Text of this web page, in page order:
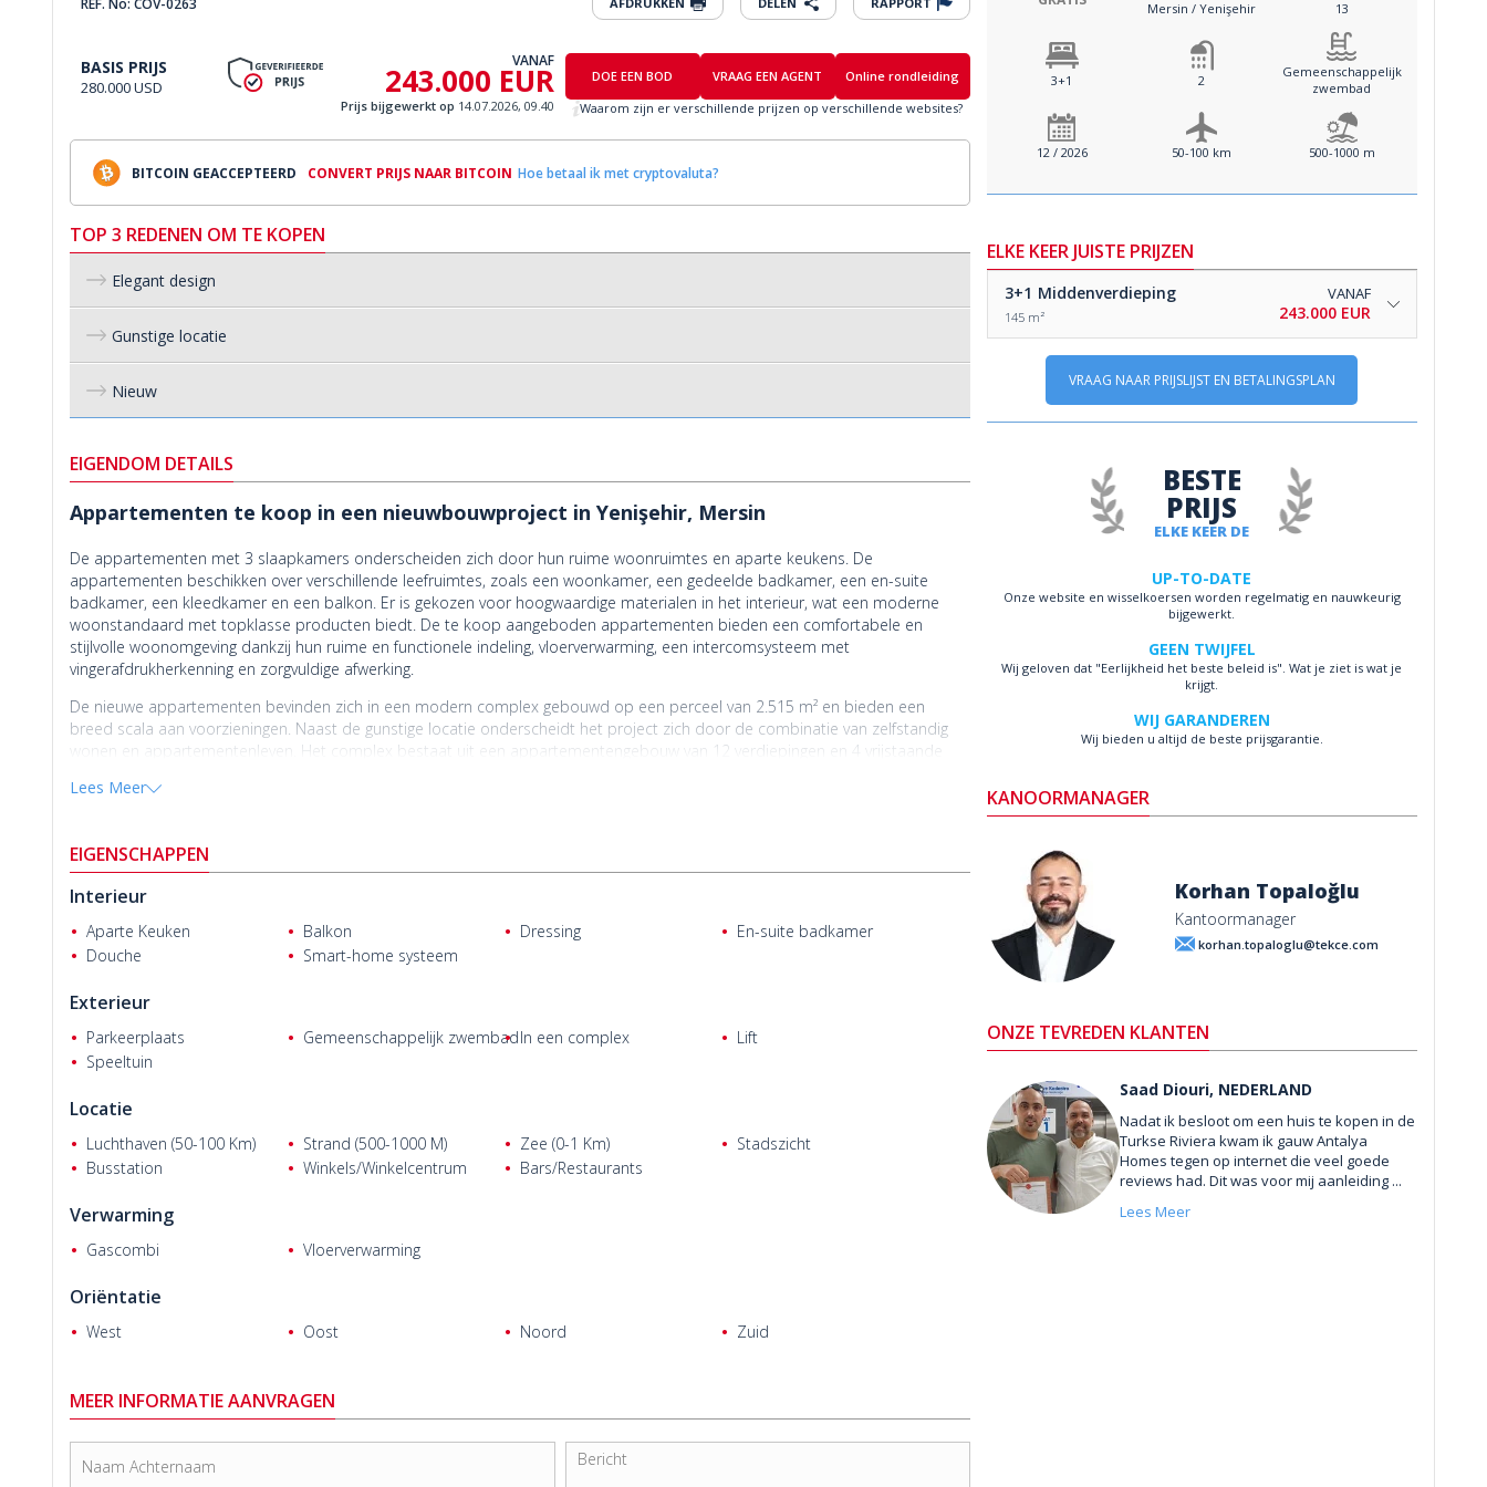
BASIS PRIJS
280.000 USD
VANAF
243.000 EUR
Prijs bijgewerkt op 14.07.2026, 09.40
DOE EEN BOD VRAAG EEN AGENT
Online rondleiding
Waarom zijn er verschillende prijzen op verschillende websites?
BITCOIN GEACCEPTEERD CONVERT PRIJS NAAR BITCOIN Hoe betaal ik met cryptovaluta?
Mersin / Yenişehir 13
3+1 2
Gemeenschappelijk
zwembad
12 / 2026 50-100 km 500-1000 m
ELKE KEER JUISTE PRIJZEN
3+1 Middenverdieping
145 m²
VANAF
243.000 EUR
VRAAG NAAR PRIJSLIJST EN BETALINGSPLAN
TOP 3 REDENEN OM TE KOPEN
Elegant design
Gunstige locatie
Nieuw
EIGENDOM DETAILS
Appartementen te koop in een nieuwbouwproject in Yenişehir, Mersin
De appartementen met 3 slaapkamers onderscheiden zich door hun ruime woonruimtes en aparte keukens. De
appartementen beschikken over verschillende leefruimtes, zoals een woonkamer, een gedeelde badkamer, een en-suite
badkamer, een kleedkamer en een balkon. Er is gekozen voor hoogwaardige materialen in het interieur, wat een moderne
woonstandaard met topklasse producten biedt. De te koop aangeboden appartementen bieden een comfortabele en
stijlvolle woonomgeving dankzij hun ruime en functionele indeling, vloerverwarming, een intercomsysteem met
vingerafdrukherkenning en zorgvuldige afwerking.
De nieuwe appartementen bevinden zich in een modern complex gebouwd op een perceel van 2.515 m² en bieden een
breed scala aan voorzieningen. Naast de gunstige locatie onderscheidt het project zich door de combinatie van zelfstandig
wonen en appartementenleven. Het complex bestaat uit een appartementengebouw van 12 verdiepingen en 4 vrijstaande
sociale en dagelijkse leven ondersteunen, zoals een zwembad, open parkeergelegenheid, een laadstation voor elektrische
De nieuwe appartementen zijn gelegen in Yenişehir, een van de meest prestigieuze woonwijken van Mersin. Het project
onderscheidt zich door zijn esthetische architectuur en de nabijheid van zorginstellingen, onderwijsinstellingen, winkelcentra
en openbaar vervoer. Mersin, met zijn milde mediterrane klimaat, staat bekend om zijn hoge levenskwaliteit en biedt het hele
jaar door zonnige dagen, zee en natuurlijke en historische bezienswaardigheden. Yenişehir, een van de meest levendige en
ontwikkelde wijken van de stad, biedt aantrekkelijke mogelijkheden voor zowel comfortabel wonen als investeren dankzij de
nabijheid van de jachthaven, winkelcentra, restaurants en de kustlijn.
Appartementen te koop in Mersin
km van de zee en 600 m van winkelcentrum Sayapark. Markten, scholen en andere voorzieningen voor dagelijkse
gelegenheden bevinden zich op loopafstand.
Lees Meer
EIGENSCHAPPEN
Interieur
Aparte Keuken Balkon Dressing
En-suite badkamer
Douche
Smart-home systeem
Exterieur
Parkeerplaats Gemeenschappelijk zwembadIn een complex
Lift
Speeltuin
Locatie
Luchthaven (50-100 Km) Strand (500-1000 M) Zee (0-1 Km)
Stadszicht
Busstation
Winkels/Winkelcentrum Bars/Restaurants
Verwarming
Gascombi Vloerverwarming
Oriëntatie
West Oost Noord Zuid
ELKE KEER DE
BESTE
PRIJS
UP-TO-DATE
Onze website en wisselkoersen worden regelmatig en nauwkeurig
bijgewerkt.
GEEN TWIJFEL
Wij geloven dat "Eerlijkheid het beste beleid is". Wat je ziet is wat je
krijgt.
WIJ GARANDEREN
Wij bieden u altijd de beste prijsgarantie.
KANOORMANAGER
Korhan Topaloğlu
Korhan Topaloğlu
Kantoormanager
korhan.topaloglu@tekce.com
ONZE TEVREDEN KLANTEN
Saad Diouri, NEDERLAND
Nadat ik besloot om een huis te kopen in de
Turkse Riviera kwam ik gauw Antalya
Homes tegen op internet die veel goede
reviews had. Dit was voor mij aanleiding ...
Lees Meer
MEER INFORMATIE AANVRAGEN